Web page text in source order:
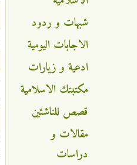
شبهات و ردود
الاجابات اليومية
ادعية و زيارات
مكتبتك الاسلامية
قصص للناشئين
مقالات و
دراسات